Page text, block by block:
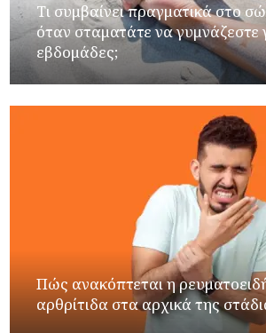
Τι συμβαίνει πραγματικά στο
όταν σταματάτε να γυμνάζεστε
εβδομάδες;
Πώς ανακόπτεται η
αρθρίτιδα στα αρχικά της